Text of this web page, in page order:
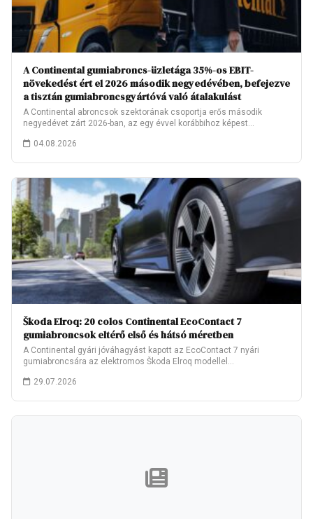
A Continental gumiabroncs-üzletága 35%-os EBIT-
növekedést ért el 2026 második negyedévében, befejezve
a tisztán gumiabroncsgyártóvá való átalakulást
A Continental abroncsok szektorának csoportja erős második
negyedévet zárt 2026-ban, az egy évvel korábbihoz képest…
04.08.2026
Škoda Elroq: 20 colos Continental EcoContact 7
gumiabroncsok eltérő első és hátsó méretben
A Continental gyári jóváhagyást kapott az EcoContact 7 nyári
gumiabroncsára az elektromos Škoda Elroq modellel…
29.07.2026